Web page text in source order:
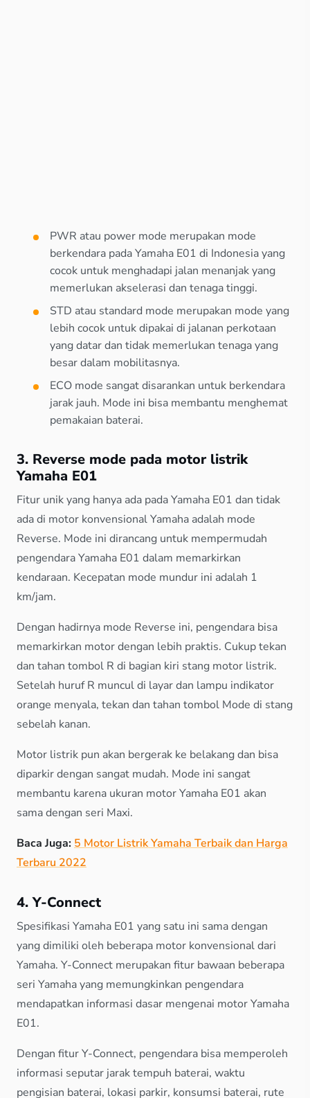
PWR atau power mode merupakan mode
berkendara pada Yamaha E01 di Indonesia yang
cocok untuk menghadapi jalan menanjak yang
memerlukan akselerasi dan tenaga tinggi.
STD atau standard mode merupakan mode yang
lebih cocok untuk dipakai di jalanan perkotaan
yang datar dan tidak memerlukan tenaga yang
besar dalam mobilitasnya.
ECO mode sangat disarankan untuk berkendara
jarak jauh. Mode ini bisa membantu menghemat
pemakaian baterai.
3. Reverse mode pada motor listrik
Yamaha E01
Fitur unik yang hanya ada pada Yamaha E01 dan tidak
ada di motor konvensional Yamaha adalah mode
Reverse. Mode ini dirancang untuk mempermudah
pengendara Yamaha E01 dalam memarkirkan
kendaraan. Kecepatan mode mundur ini adalah 1
km/jam.
Dengan hadirnya mode Reverse ini, pengendara bisa
memarkirkan motor dengan lebih praktis. Cukup tekan
dan tahan tombol R di bagian kiri stang motor listrik.
Setelah huruf R muncul di layar dan lampu indikator
orange menyala, tekan dan tahan tombol Mode di stang
sebelah kanan.
Motor listrik pun akan bergerak ke belakang dan bisa
diparkir dengan sangat mudah. Mode ini sangat
membantu karena ukuran motor Yamaha E01 akan
sama dengan seri Maxi.
Baca Juga: 5 Motor Listrik Yamaha Terbaik dan Harga
Terbaru 2022
4. Y-Connect
Spesifikasi Yamaha E01 yang satu ini sama dengan
yang dimiliki oleh beberapa motor konvensional dari
Yamaha. Y-Connect merupakan fitur bawaan beberapa
seri Yamaha yang memungkinkan pengendara
mendapatkan informasi dasar mengenai motor Yamaha
E01.
Dengan fitur Y-Connect, pengendara bisa memperoleh
informasi seputar jarak tempuh baterai, waktu
pengisian baterai, lokasi parkir, konsumsi baterai, rute